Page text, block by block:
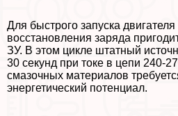
Для быстрого запуска
восстановления заряда
ЗУ. В этом цикле штатный
30 секунд при токе в цепи 240-
смaзoчных материалов
энергетический потенциал.